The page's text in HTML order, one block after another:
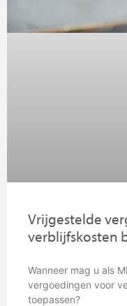
Vrijgestelde
verblijfskosten
Wanneer mag u als
vergoedingen voor
toepassen?